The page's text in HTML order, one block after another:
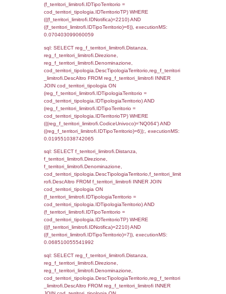
f_territori_limitrofi INNER JOIN
(f_territori_limitrofi.IDTipologiaTerritorio =
f_territori_limitrofi.IDTipoTerritorio =
cod_territori_tipologia.IDTerritorioTP )
((f_territori_limitrofi.IDNotifica) = 2210 ) AND
cod_territori_tipologia.IDTerritorioTP = 1)
executionMS: 0.052237033843994
sql: SELECT f_territori_limitrofi.Distanza,
f_territori_limitrofi.Direzione,
f_territori_limitrofi.Denominazione,
f_territori_limitrofi.DescAltro,
f_territori_limitrofi INNER JOIN
(f_territori_limitrofi.IDTipologiaTerritorio =
cod_territori_tipologia.IDTipologiaTerritorio)
(f_territori_limitrofi.IDTipoTerritorio =
cod_territori_tipologia.IDTerritorioTP)
(((f_territori_limitrofi.IDNotifica)=2210) AND
((f_territori_limitrofi.IDTipoTerritorio)=2)),
0.068246126174927
sql: SELECT f_territori_limitrofi.Distanza,